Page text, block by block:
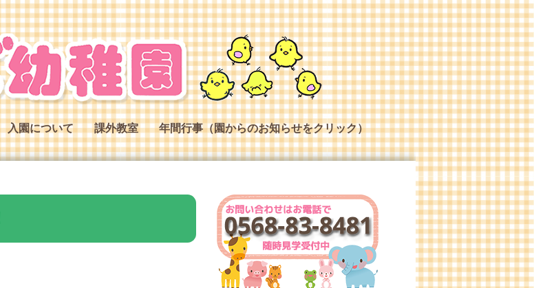
入園について 課外教室
年間行事（園からのお知らせをクリック）